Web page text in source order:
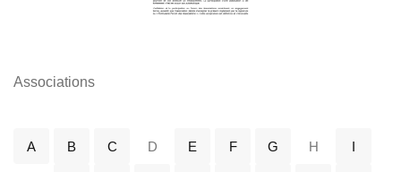
Associations
A B C D E F G H I